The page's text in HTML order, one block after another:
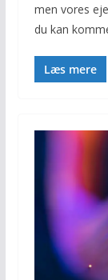
men vores
du kan
Læs mere